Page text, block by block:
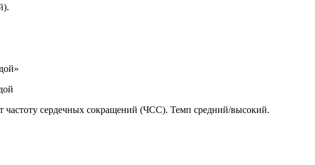
частоту сердечных сокращений (ЧСС). Темп средний/высокий.